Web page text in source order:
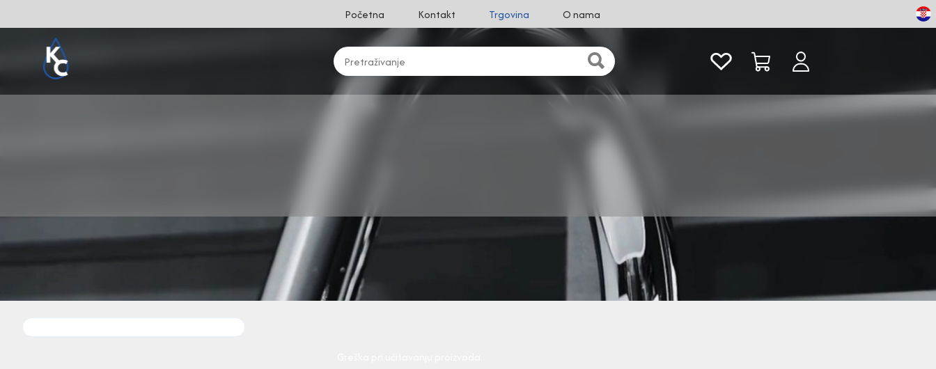
Početna Kontakt Trgovina O nama